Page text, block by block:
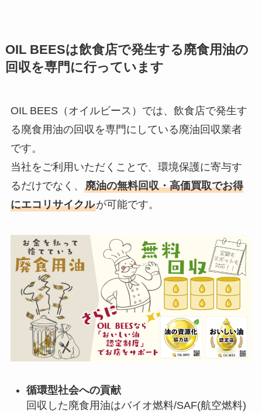
OIL BEESは飲食店で発生する廃食用油の
回収を専門に行っています
OIL BEES（オイルビース）では、飲食店で発生す
る廃食用油の回収を専門にしている廃油回収業者
です。
当社をご利用いただくことで、環境保護に寄与す
るだけでなく、 廃油の無料回収・高価買取でお得
にエコリサイクルが可能です。
循環型社会への貢献
回収した廃食用油はバイオ燃料/SAF(航空燃料)